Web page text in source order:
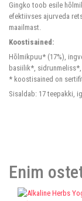
Gingko toob esile
efektiivses ajurveda
maailmast.
Koostisained:
Hõlmikpuu* (17%),
basiilik*,
* koostisained on
Sisaldab: 17 teepakki,
Enim